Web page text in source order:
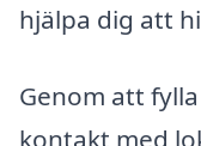
hjälpa dig att
Genom att
kontakt med